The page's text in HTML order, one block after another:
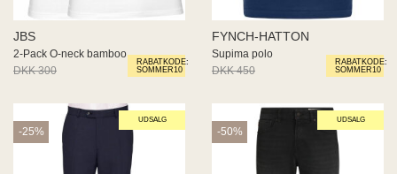
RABATKODE:
SOMMER10
JBS
2-Pack O-neck bamboo
DKK 300
DKK 225
RABATKODE:
SOMMER10
FYNCH-HATTON
Supima polo
DKK 450
DKK 270
UDSALG
-25%
UDSALG
-50%